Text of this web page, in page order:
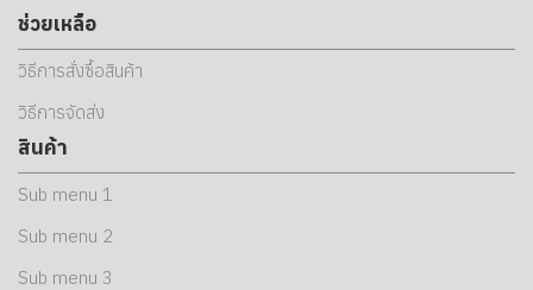
ช่วยเหลือ
วิธีการสั่งซื้อสินค้า
วิธีการจัดส่ง
สินค้า
Sub menu 1
Sub menu 2
Sub menu 3